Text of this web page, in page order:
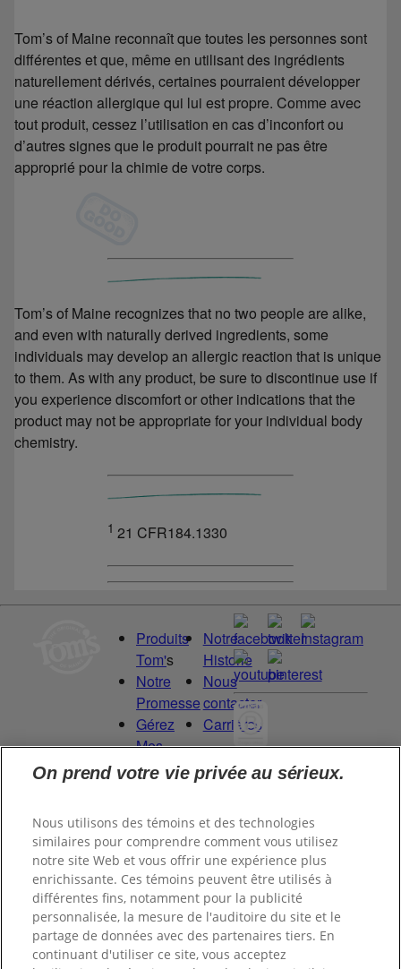
Tom’s of Maine reconnaît que toutes les personnes sont
différentes et que, même en utilisant des ingrédients
naturellement dérivés, certaines pourraient développer
une réaction allergique qui lui est propre. Comme avec
tout produit, cessez l’utilisation en cas d’inconfort ou
d’autres signes que le produit pourrait ne pas être
approprié pour la chimie de votre corps.
Tom’s of Maine recognizes that no two people are alike,
and even with naturally derived ingredients, some
individuals may develop an allergic reaction that is unique
to them. As with any product, be sure to discontinue use if
you experience discomfort or other indications that the
product may not be appropriate for your individual body
chemistry.
1 21 CFR184.1330
Produits
Tom's
Notre
Promesse
Gérez
Mes
Droits
Notre
Historie
Nous
contacter
Carrières
Committed to
for Good.
Proud to be a
Certified B
Corporation®.
©2026Tom's of Maine, Inc.
On prend votre vie privée au sérieux.
Nous utilisons des témoins et des technologies
similaires pour comprendre comment vous utilisez
notre site Web et vous offrir une expérience plus
enrichissante. Ces témoins peuvent être utilisés à
différentes fins, notamment pour la publicité
personnalisée, la mesure de l'auditoire du site et le
partage de données avec des partenaires tiers. En
continuant d'utiliser ce site, vous acceptez